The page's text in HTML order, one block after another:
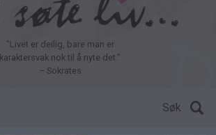
"Livet er deilig, bare man er
karaktersvak nok til å nyte det."
– Sokrates
Søk